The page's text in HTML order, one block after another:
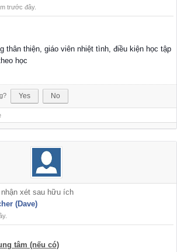
trước đây.
thân thiện, giáo viên nhiệt tình, điều kiện học tập
học
Yes No
xét sau hữu ích
(Dave)
tâm (nếu có)